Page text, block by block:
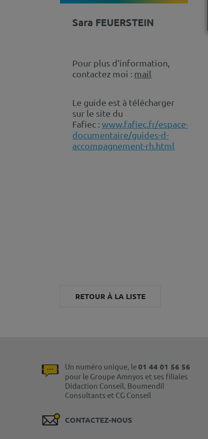
Sara FEUERSTEIN
Pour plus d’information,
contactez moi : mail
Le guide est à télécharger
sur le site du
Fafiec : www.fafiec.fr/espace-
documentaire/guides-d-
accompagnement-rh.html
RETOUR À LA LISTE
Un numéro unique, le01 44 01 56 56
pour le Groupe Amnyos et ses filiales
Didaction Conseil, Boumendil
Consultants et CG Conseil
CONTACTEZ-NOUS